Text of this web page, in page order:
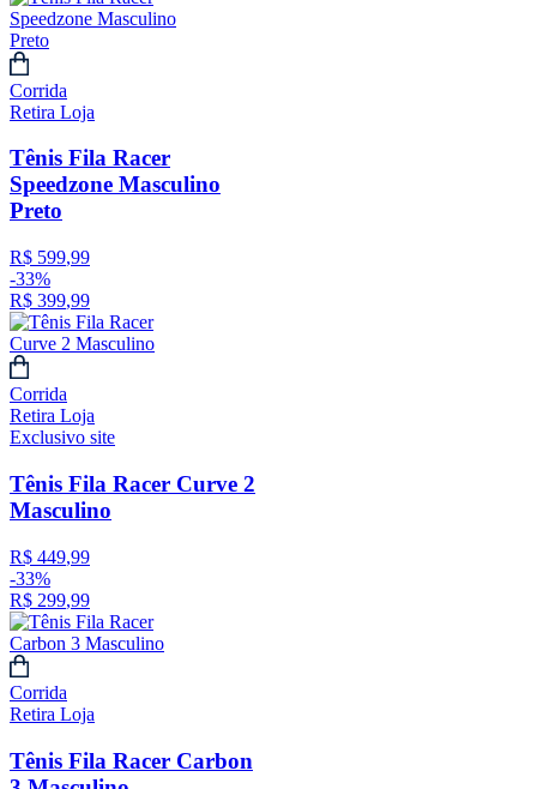
Corrida
Retira Loja
Tênis Fila Racer
Speedzone Masculino
Preto
R$ 599,99
-33%
R$ 399,99
Corrida
Retira Loja
Exclusivo site
Tênis Fila Racer Curve 2
Masculino
R$ 449,99
-33%
R$ 299,99
Corrida
Retira Loja
Tênis Fila Racer Carbon